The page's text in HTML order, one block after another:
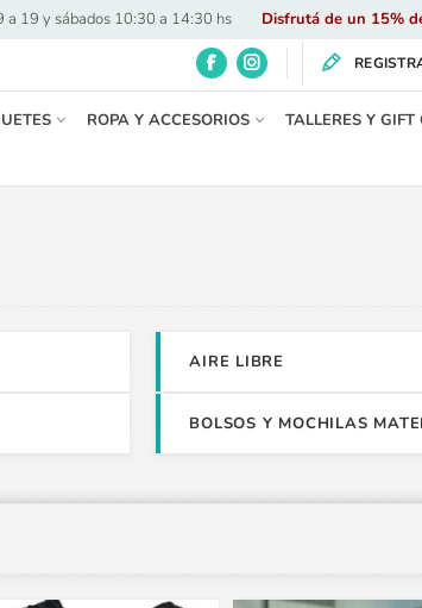
a 19 y sábados 10:30 a 14:30 hs Disfrutá de un 15%
ROPA Y ACCESORIOS TALLERES Y GIFT
AIRE LIBRE
BOLSOS Y MOCHILAS